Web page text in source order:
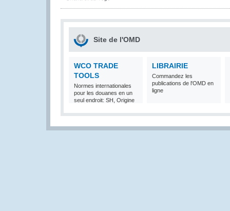
Site de l'OMD
WCO TRADE
TOOLS
Normes internationales
pour les douanes en un
seul endroit: SH, Origine
LIBRAIRIE
Commandez les
publications de l'OMD en
ligne